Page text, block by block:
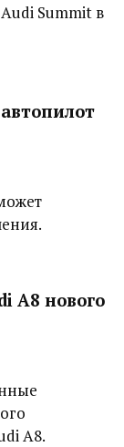
Summit в
A8 нового
A8.